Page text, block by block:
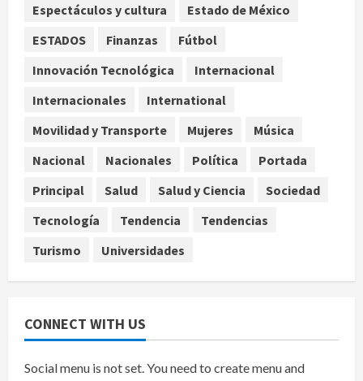
4
Investiga Cofepris posible vínculo
brote de salmonelosis en EU
agosto 7, 2026
Ángela Buitrago señala videos
agosto 7, 2026
Espectáculos y cultura
Estado de México
ESTADOS
Finanzas
Fútbol
Innovación Tecnológica
Internacional
Internacionales
International
Movilidad y Transporte
Mujeres
Música
Nacional
Nacionales Política
Portada
Principal
Salud Salud y Ciencia
Sociedad
Tecnología
Tendencia
Tendencias
Turismo
Universidades
CONNECT WITH US
Social menu is not set. You need to create menu and